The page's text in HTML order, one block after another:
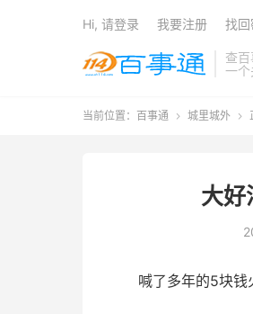
查
一
Hi, 请登录 我要注册 找回
当前位置： 百事通  城里城外 
大好
喊了多年的5块钱